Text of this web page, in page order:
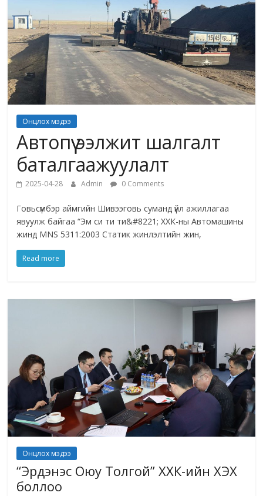
Онцлох мэдээ
Автопүү ээлжит шалгалт
баталгаажуулалт
2025-04-28 Admin 0 Comments
Говьсүмбэр аймгийн Шивээговь суманд үйл ажиллагаа
явуулж байгаа “Эм си ти ти&#8221; ХХК-ны Автомашины
жинд MNS 5311:2003 Статик жинлэлтийн жин,
Read more
Онцлох мэдээ
“Эрдэнэс Оюу Толгой” ХХК-ийн ХЭХ
боллоо